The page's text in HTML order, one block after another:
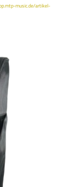
music.de/artikel-